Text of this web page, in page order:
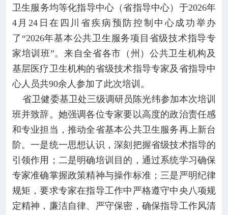
科普园地 
学术期刊
在线互动 
政务公开 
卫生服务均等化指导中心（省指导中心）于2026年
4月24日在四川省疾病预防控制中心成功举办
了“2026年基本公共卫生服务项目省级技术指导专
家培训班”。来自全省各市（州）公共卫生机构及
基层医疗卫生机构的省级技术指导专家及省指导中
心人员共90余人参加了此次培训。
省卫健委基卫处三级调研员陈光纬参加本次培训
班并致辞。她强调各位专家要以高度的政治责任感
和专业担当，推动全省基本公共卫生服务再上新台
阶。一是统一思想认识，深刻把握省级技术指导的
引领作用；二是明确培训目的，通过系统学习确保
专家准确掌握政策精神与操作标准；三是严明纪律
规矩，要求专家在指导工作中严格遵守中央八项规
定精神，廉洁自律、严守保密，确保指导工作风清